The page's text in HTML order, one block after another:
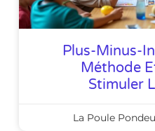
Plus-Minus-
Méthode
Stimuler
La Poule